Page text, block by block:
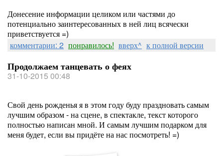
Донесение информации целиком или частями до
потенциально заинтересованных в ней лиц всячески
приветствуется =)
комментарии: 2 понравилось! вверх^ к полной версии
Продолжаем танцевать о феях
31-10-2015 00:48
Свой день рожденья я в этом году буду праздновать самым
лучшим образом - на сцене, в спектакле, текст которого
полностью написан мной. И самым лучшим подарком для
меня будет, если вы придёте на нас посмотреть! =)